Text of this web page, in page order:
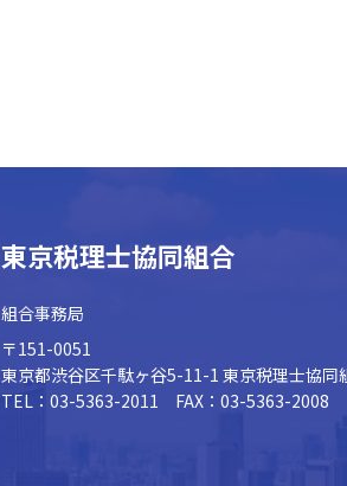
東京税理士協同組合
組合事務局
〒151-0051
東京都渋谷区千駄ヶ谷5-11-1 東京税理士協同
TEL：03-5363-2011 FAX：03-5363-2008